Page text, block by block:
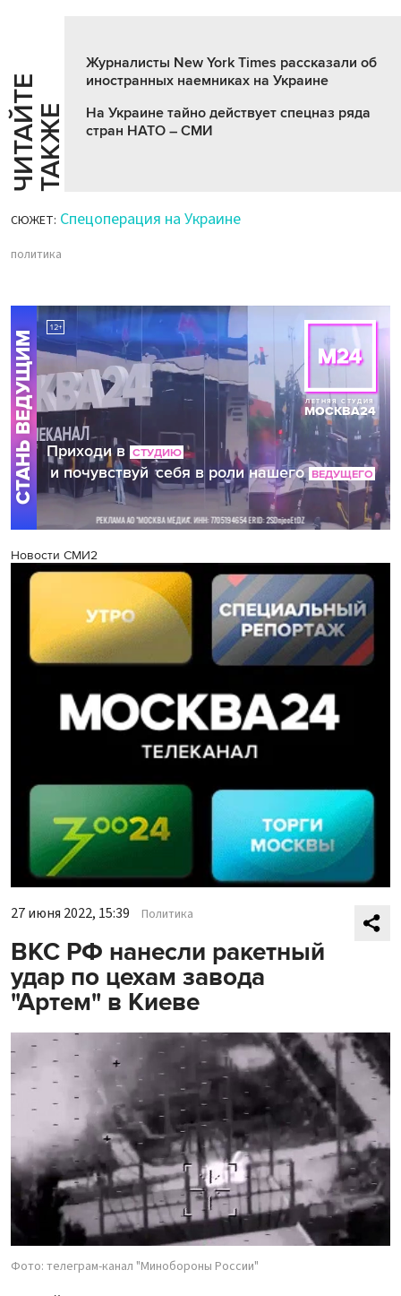
Ч
И
Т
АЙ
Т
Е
Т
А
К
ЖЕ
Журналисты New York Times рассказали об
иностранных наемниках на Украине
На Украине тайно действует спецназ ряда
стран НАТО – СМИ
СЮЖЕТ: Спецоперация на Украине
политика
Новости СМИ2
27 июня 2022, 15:39 Политика
ВКС РФ нанесли ракетный
удар по цехам завода
"Артем" в Киеве
Фото: телеграм-канал "Минобороны России"